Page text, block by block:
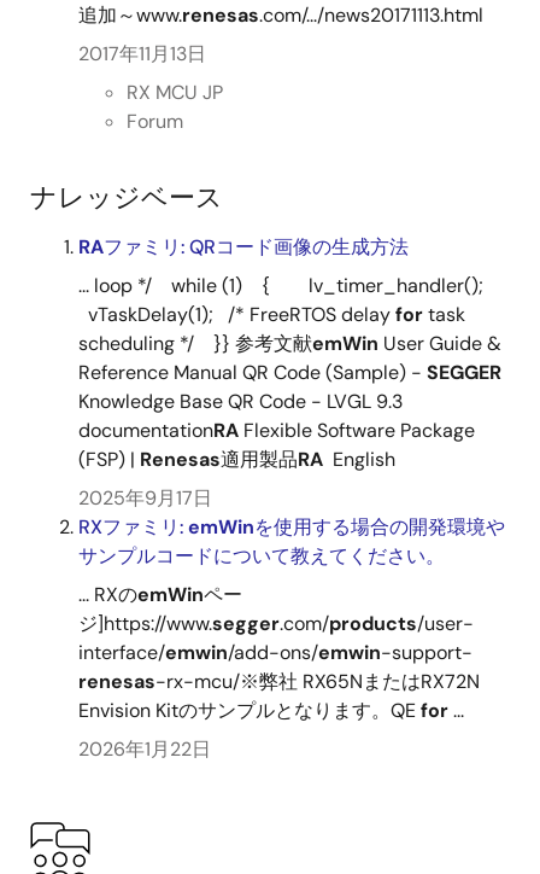
追加～www.renesas.com/.../news20171113.html
2017年11月13日
RX MCU JP
Forum
ナレッジベース
RAファミリ: QRコード画像の生成方法
... loop */ while (1) { lv_timer_handler();
vTaskDelay(1); /* FreeRTOS delayfortask
scheduling */ }} 参考文献emWin User Guide &
Reference Manual QR Code (Sample) - SEGGER
Knowledge Base QR Code - LVGL 9.3
documentationRA Flexible Software Package
(FSP) | Renesas適用製品RA English
2025年9月17日
RXファミリ:emWinを使用する場合の開発環境や
サンプルコードについて教えてください。
... RXのemWinペー
ジ]https://www.segger.com/products/user-
interface/emwin/add-ons/emwin-support-
renesas-rx-mcu/※弊社 RX65NまたはRX72N
Envision Kitのサンプルとなります。QEfor...
2026年1月22日